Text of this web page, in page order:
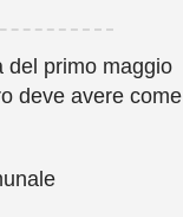
del primo maggio
deve avere come